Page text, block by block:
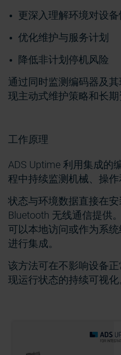
更深入理解环境对设
优化维护与服务计划
降低非计划停机风险
通过同时监测编码器及
现主动式维护策略和长期
工作原理
ADS Uptime 利用集成的
程中持续监测机械、操作
状态与环境数据直接在
Bluetooth 无线通信提供
可以本地访问或作为系
进行集成。
该方法可在不影响设备
现运行状态的持续可视化